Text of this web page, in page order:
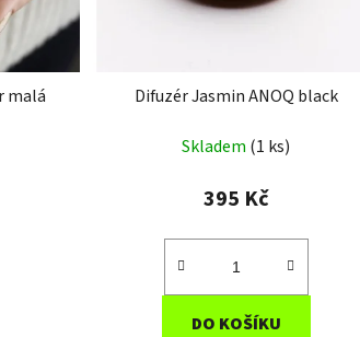
malá Difuzér Jasmin ANOQ black
Skladem (1 ks)
395 Kč
DO KOŠÍKU